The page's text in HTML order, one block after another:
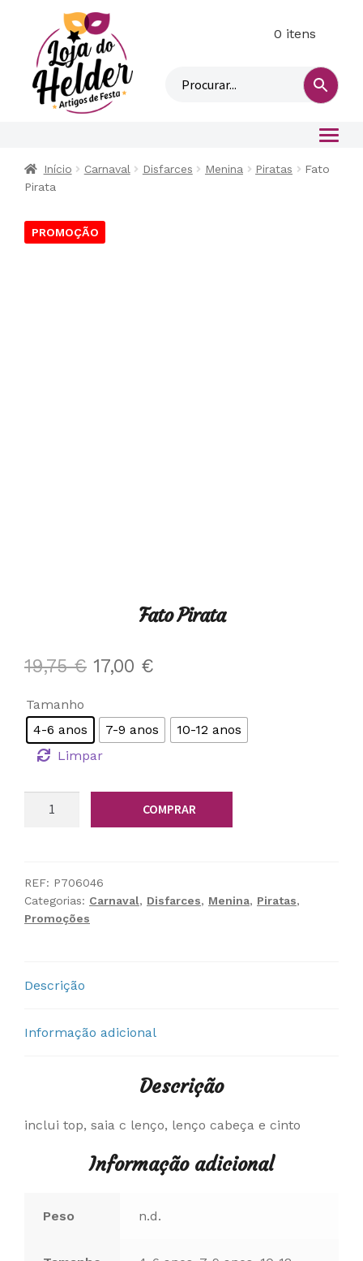
n
0 itens
Início Carnaval Disfarces Menina Piratas
Fato
Pirata
PROMOÇÃO
Fato Pirata
19,75€ O
original
era:
17,00 €
atual
Tamanho
4-6 anos
7-9 anos
10-12 anos
Limpar
COMPRAR
REF: P706046
Categorias: Carnaval, Disfarces, Menina, Piratas,
Promoções
Descrição
Informação adicional
Descrição
inclui top, saia c lenço, lenço cabeça e cinto
Informação adicional
Peso n.d.